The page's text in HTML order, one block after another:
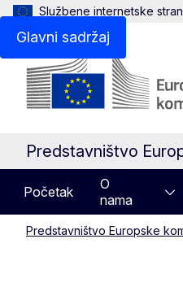
Glavni sadržaj
Službene internetske
Predstavništvo
Početak
O
nama
Predstavništvo Europske